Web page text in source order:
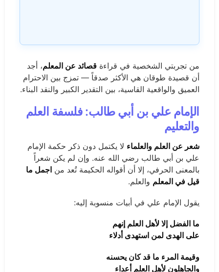
من تجربتي الشخصية في قراءة قصائد عن المعلم، أجد
أن قصيدة طوقان هي الأكثر صدقاً — تمزج بين الاحترام
العميق والواقعية القاسية، بين التقدير الكبير والنقد البناء.
الإمام علي بن أبي طالب: فلسفة العلم
والتعليم
شعر عن العلم والعلماء لا يكتمل دون ذكر حكمة الإمام
علي بن أبي طالب رضي الله عنه. وإن لم يكن شعراً
بالمعنى الحرفي، إلا أن أقواله الحكيمة تُعد من اجمل ما
قيل في المعلم والعلم.
يقول الإمام علي في أبيات منسوبة إليه:
ما الفضل إلا لأهل العلم إنهم
على الهدى لمن استهدى أدلاء
وقيمة المرء ما قد كان يحسنه
والجاهلون لأهل العلم أعداء